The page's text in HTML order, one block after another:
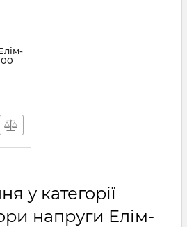
у категорії
напруги Елім-